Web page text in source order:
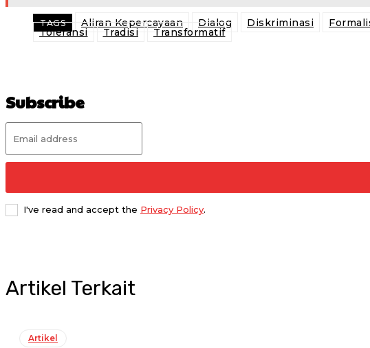
TAGS Aliran Kepercayaan Dialog Diskriminasi
Toleransi Tradisi Transformatif
Subscribe
I've read and accept the Privacy Policy.
Artikel Terkait
Artikel